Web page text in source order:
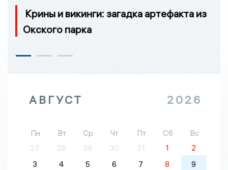
Крины и викинги: загадка артефакта из
Окского парка
АВГУСТ 2026
Пн Вт Ср Чт Пт Сб
Вс
27
28 29 30 31 1
2
3
4 5 6 7 8
9